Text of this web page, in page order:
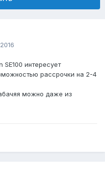
интересует
рассрочки на 2-4
можно даже из